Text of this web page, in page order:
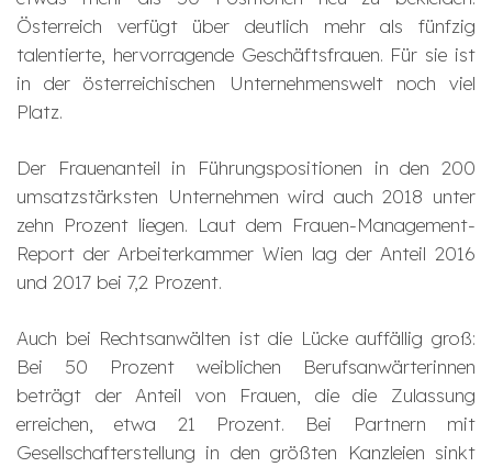
Österreich verfügt über deutlich mehr als fünfzig
talentierte, hervorragende Geschäftsfrauen. Für sie ist
in der österreichischen Unternehmenswelt noch viel
Platz.
Der Frauenanteil in Führungspositionen in den 200
umsatzstärksten Unternehmen wird auch 2018 unter
zehn Prozent liegen. Laut dem Frauen-Management-
Report der Arbeiterkammer Wien lag der Anteil 2016
und 2017 bei 7,2 Prozent.
Auch bei Rechtsanwälten ist die Lücke auffällig groß:
Bei 50 Prozent weiblichen Berufsanwärterinnen
beträgt der Anteil von Frauen, die die Zulassung
erreichen, etwa 21 Prozent. Bei Partnern mit
Gesellschafterstellung in den größten Kanzleien sinkt